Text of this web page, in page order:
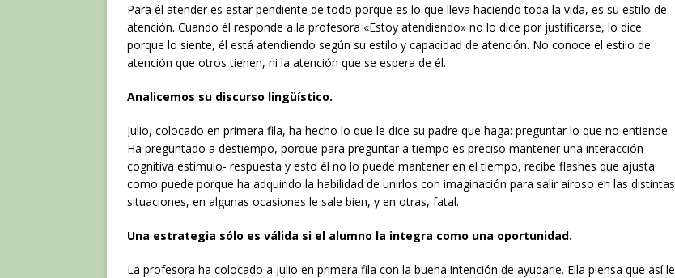
Para él atender es estar pendiente de todo porque es lo que lleva haciendo toda la vida, es su estilo de
atención. Cuando él responde a la profesora «Estoy atendiendo» no lo dice por justificarse, lo dice
porque lo siente, él está atendiendo según su estilo y capacidad de atención. No conoce el estilo de
atención que otros tienen, ni la atención que se espera de él.
Analicemos su discurso lingüístico.
Julio, colocado en primera fila, ha hecho lo que le dice su padre que haga: preguntar lo que no entiende.
Ha preguntado a destiempo, porque para preguntar a tiempo es preciso mantener una interacción
cognitiva estímulo- respuesta y esto él no lo puede mantener en el tiempo, recibe flashes que ajusta
como puede porque ha adquirido la habilidad de unirlos con imaginación para salir airoso en las distintas
situaciones, en algunas ocasiones le sale bien, y en otras, fatal.
Una estrategia sólo es válida si el alumno la integra como una oportunidad.
La profesora ha colocado a Julio en primera fila con la buena intención de ayudarle. Ella piensa que así le